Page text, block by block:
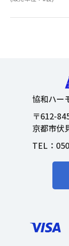
協和ハー
〒612-
京都市伏
TEL：